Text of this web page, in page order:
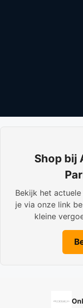
Shop bij
Bekijk het
je via onze link
kleine